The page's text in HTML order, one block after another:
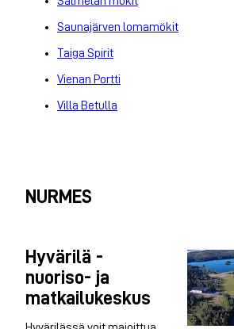
Saunajärven lomamökit
Taiga Spirit
Vienan Portti
Villa Betulla
NURMES
Hyvärilä -
nuoriso- ja
matkailukeskus